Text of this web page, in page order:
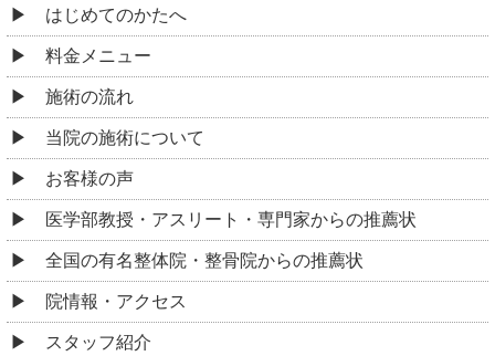
はじめてのかたへ
料金メニュー
施術の流れ
当院の施術について
お客様の声
医学部教授・アスリート・専門家からの推薦状
全国の有名整体院・整骨院からの推薦状
院情報・アクセス
スタッフ紹介